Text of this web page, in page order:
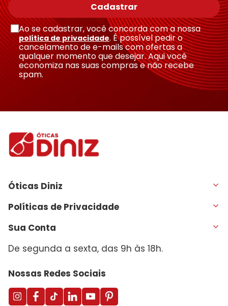
Enviar avaliação
Cadastrar
Ao se cadastrar, você concorda com a nossa
política de privacidade. É possível pedir o
cancelamento de e-mails com ofertas a
qualquer momento que desejar. Aqui você
economiza nas suas compras e não recebe
spam.
Óticas Diniz
Políticas de Privacidade
Sua Conta
De segunda a sexta, das 9h às 18h.
Nossas Redes Sociais